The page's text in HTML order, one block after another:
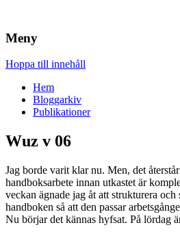
Wuz
Meny
Hoppa till innehåll
Hem
Bloggarkiv
Publikationer
Wuz v 06
Jag borde varit klar nu. Men, det
handboksarbete innan utkastet är
veckan ägnade jag åt att strukturera
handboken så att den passar
Nu börjar det kännas hyfsat. På lördag